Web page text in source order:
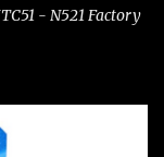
- N521 Factory